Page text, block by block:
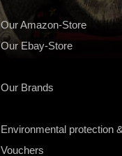
Our Amazon-Store
Our Ebay-Store
Our Brands
Environmental protection
Vouchers